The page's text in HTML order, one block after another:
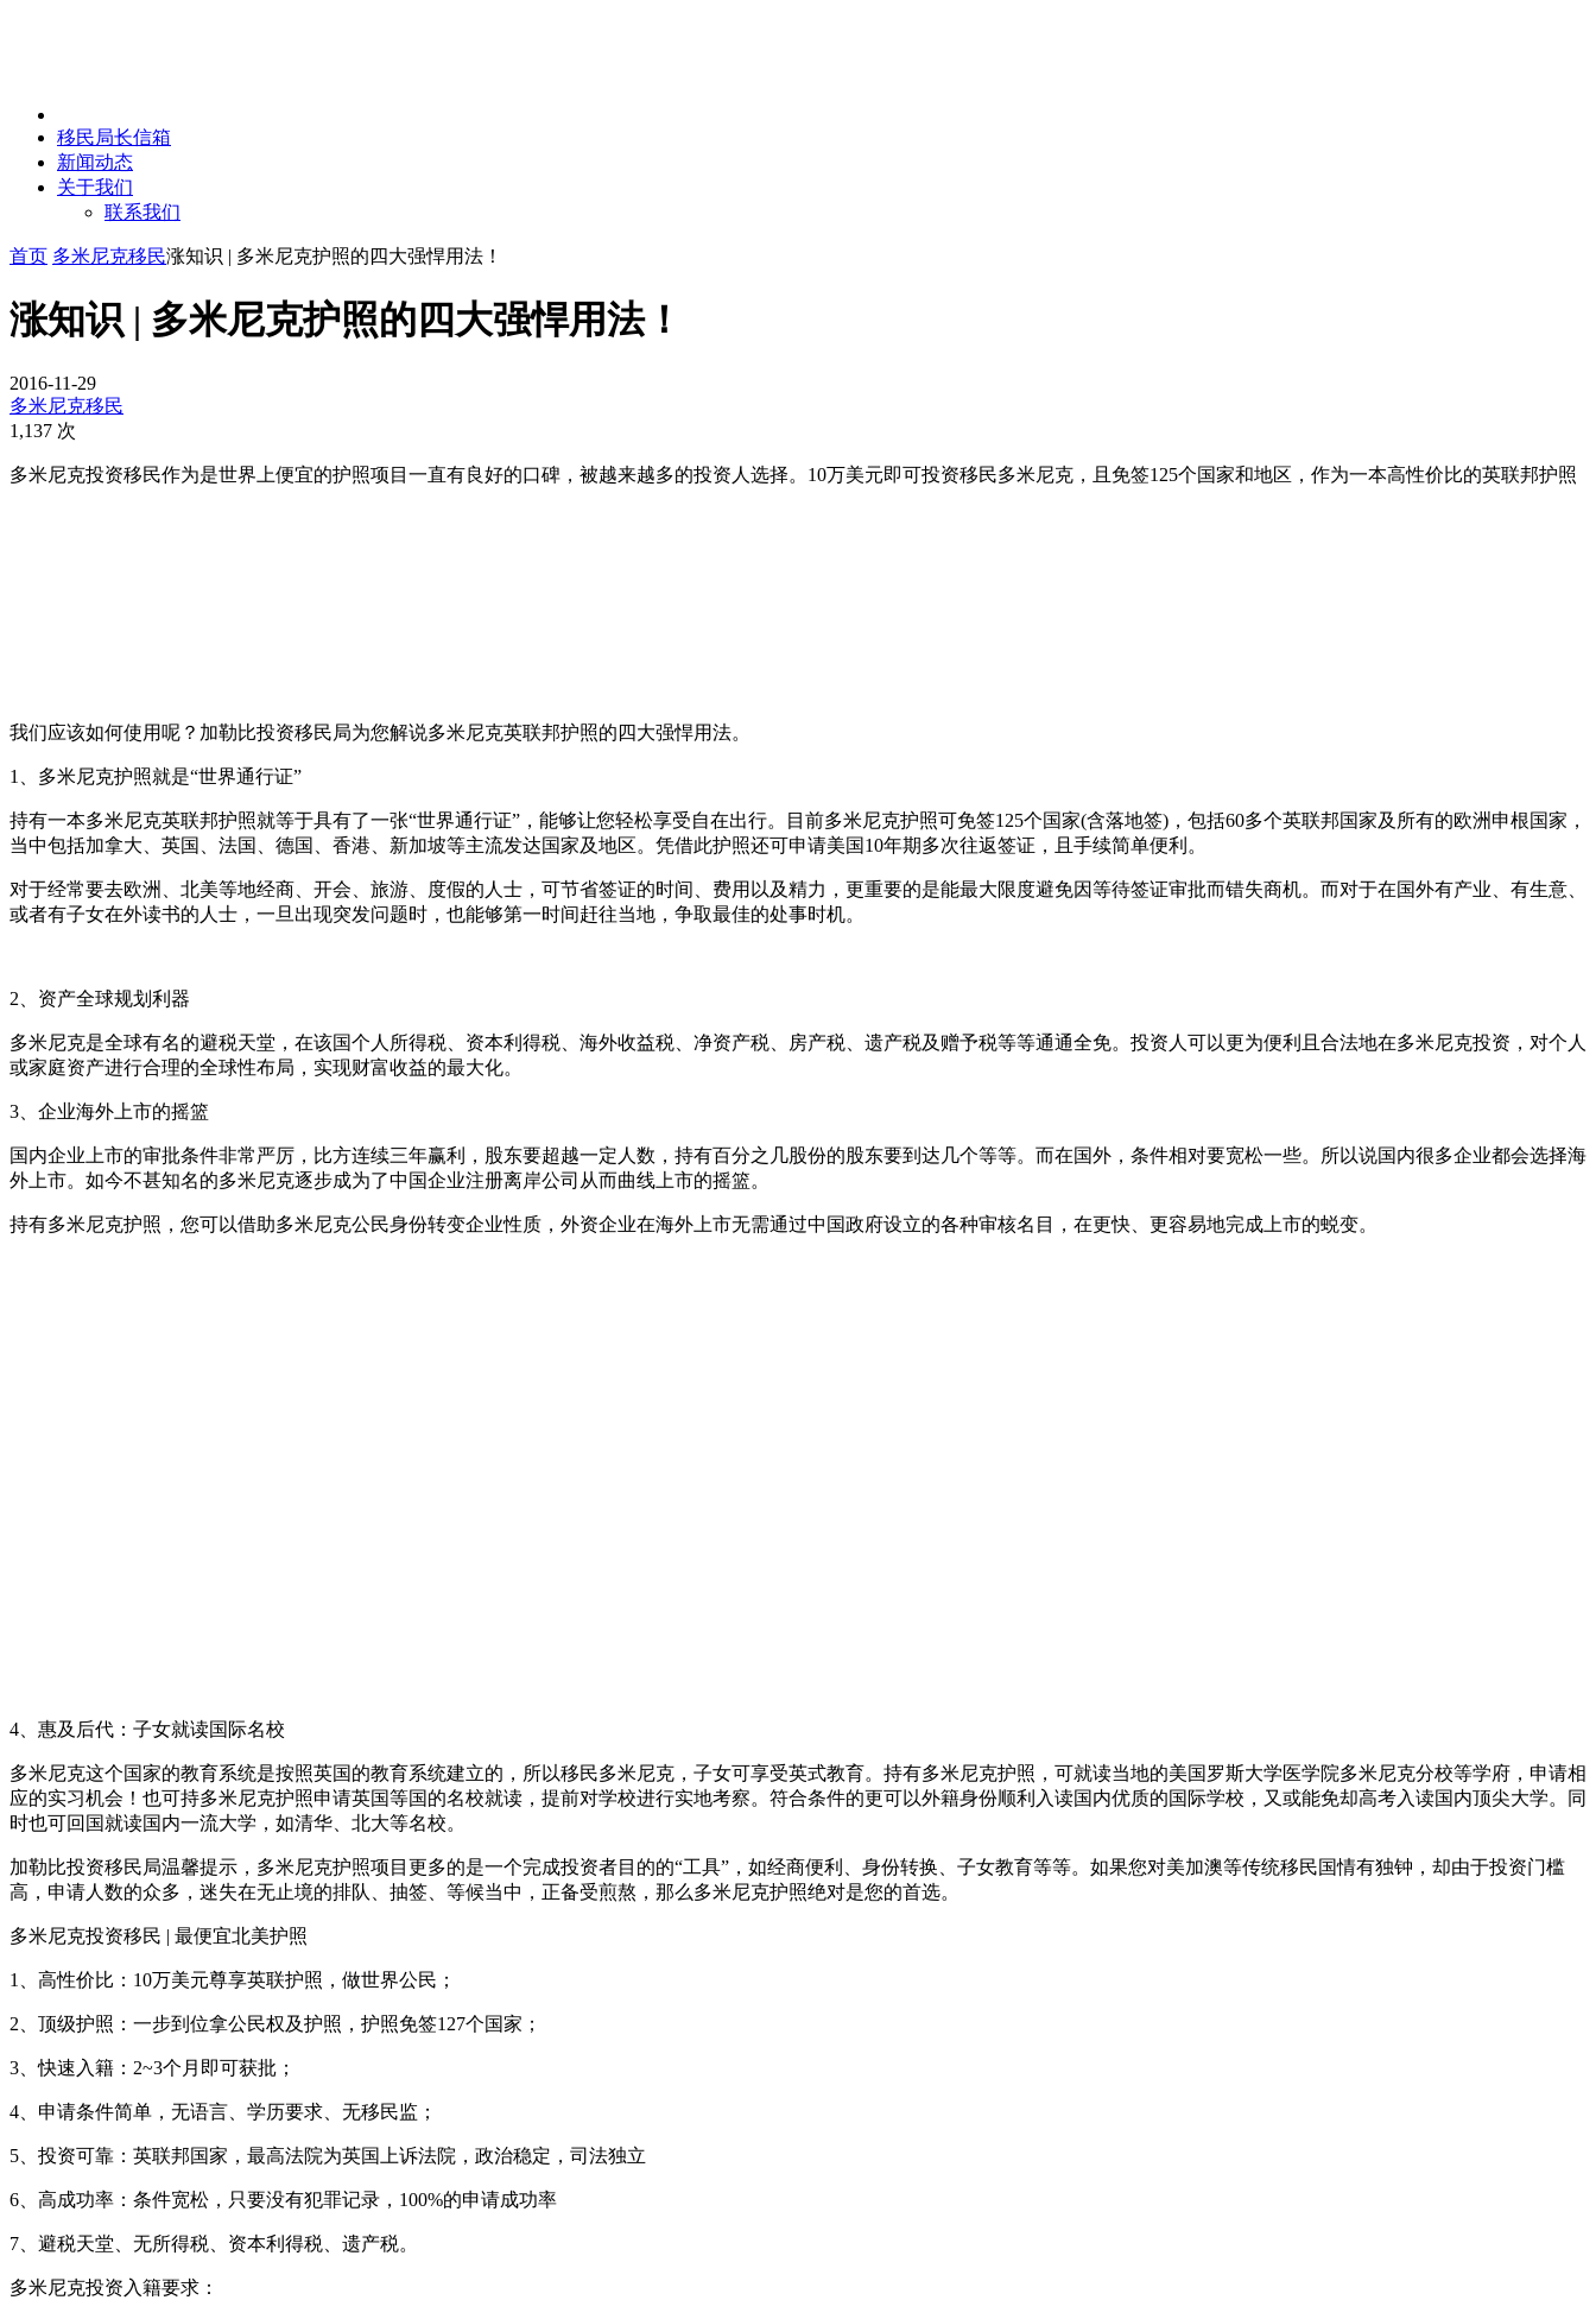
移民局长信箱
新闻动态
关于我们
联系我们
首页 多米尼克移民涨知识 | 多米尼克护照的四大强悍用法！
涨知识 | 多米尼克护照的四大强悍用法！
2016-11-29
多米尼克移民
1,137 次
多米尼克投资移民作为是世界上便宜的护照项目一直有良好的口碑，被越来越多的投资人选择。10万美元即可投资移民多米尼克，且免签125个国家和地区，作为一本高性价比的英联邦护照
我们应该如何使用呢？加勒比投资移民局为您解说多米尼克英联邦护照的四大强悍用法。
1、多米尼克护照就是“世界通行证”
持有一本多米尼克英联邦护照就等于具有了一张“世界通行证”，能够让您轻松享受自在出行。目前多米尼克护照可免签125个国家(含落地签)，包括60多个英联邦国家及所有的欧洲申根国家，
当中包括加拿大、英国、法国、德国、香港、新加坡等主流发达国家及地区。凭借此护照还可申请美国10年期多次往返签证，且手续简单便利。
对于经常要去欧洲、北美等地经商、开会、旅游、度假的人士，可节省签证的时间、费用以及精力，更重要的是能最大限度避免因等待签证审批而错失商机。而对于在国外有产业、有生意、
或者有子女在外读书的人士，一旦出现突发问题时，也能够第一时间赶往当地，争取最佳的处事时机。
2、资产全球规划利器
多米尼克是全球有名的避税天堂，在该国个人所得税、资本利得税、海外收益税、净资产税、房产税、遗产税及赠予税等等通通全免。投资人可以更为便利且合法地在多米尼克投资，对个人
或家庭资产进行合理的全球性布局，实现财富收益的最大化。
3、企业海外上市的摇篮
国内企业上市的审批条件非常严厉，比方连续三年赢利，股东要超越一定人数，持有百分之几股份的股东要到达几个等等。而在国外，条件相对要宽松一些。所以说国内很多企业都会选择海
外上市。如今不甚知名的多米尼克逐步成为了中国企业注册离岸公司从而曲线上市的摇篮。
持有多米尼克护照，您可以借助多米尼克公民身份转变企业性质，外资企业在海外上市无需通过中国政府设立的各种审核名目，在更快、更容易地完成上市的蜕变。
4、惠及后代：子女就读国际名校
多米尼克这个国家的教育系统是按照英国的教育系统建立的，所以移民多米尼克，子女可享受英式教育。持有多米尼克护照，可就读当地的美国罗斯大学医学院多米尼克分校等学府，申请相
应的实习机会！也可持多米尼克护照申请英国等国的名校就读，提前对学校进行实地考察。符合条件的更可以外籍身份顺利入读国内优质的国际学校，又或能免却高考入读国内顶尖大学。同
时也可回国就读国内一流大学，如清华、北大等名校。
加勒比投资移民局温馨提示，多米尼克护照项目更多的是一个完成投资者目的的“工具”，如经商便利、身份转换、子女教育等等。如果您对美加澳等传统移民国情有独钟，却由于投资门槛
高，申请人数的众多，迷失在无止境的排队、抽签、等候当中，正备受煎熬，那么多米尼克护照绝对是您的首选。
多米尼克投资移民 | 最便宜北美护照
1、高性价比：10万美元尊享英联护照，做世界公民；
2、顶级护照：一步到位拿公民权及护照，护照免签127个国家；
3、快速入籍：2~3个月即可获批；
4、申请条件简单，无语言、学历要求、无移民监；
5、投资可靠：英联邦国家，最高法院为英国上诉法院，政治稳定，司法独立
6、高成功率：条件宽松，只要没有犯罪记录，100%的申请成功率
7、避税天堂、无所得税、资本利得税、遗产税。
多米尼克投资入籍要求：